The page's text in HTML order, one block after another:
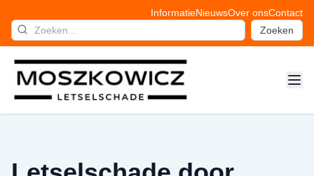
InformatieNieuwsOver onsContact
Zoeken